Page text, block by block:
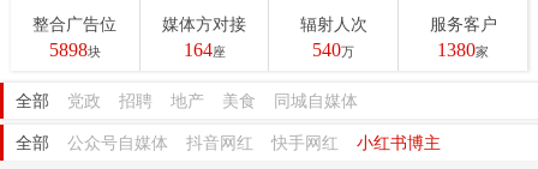
整合广告位
5898块
媒体方对接
164座
辐射人次
540万
服务客户
1380家
全部 党政 招聘 地产 美食 同城自媒体
全部 公众号自媒体 抖音网红 快手网红 小红书博主